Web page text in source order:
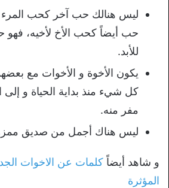
ليس هنالك حب آخر كحب المرء
حب أيضاً كحب الأخ لأخيه، فهو
للأبد.
يكون الأخوة و الأخوات مع
كل شيء منذ بداية الحياة و إلى
مفر منه.
ليس هناك أجمل من صديق
و شاهد أيضاً كلمات عن الاخوات
المؤثرة